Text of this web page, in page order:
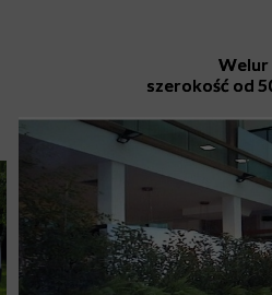
Welur
szerokość od